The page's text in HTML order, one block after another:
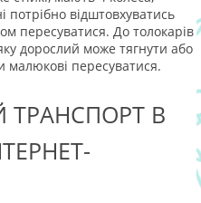
потрібно відштовхуватись
пересуватися. До толокарів
дорослий може тягнути або
пересуватися.
ТРАНСПОРТ В